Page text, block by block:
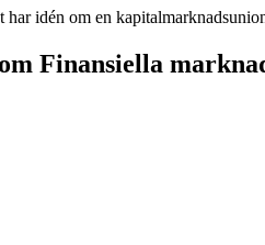
har idén om en
Finansiella